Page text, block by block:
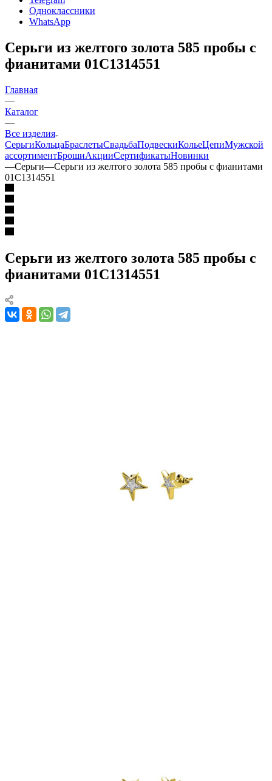
Одноклассники
WhatsApp
Серьги из желтого золота 585 пробы с
фианитами 01С1314551
Главная
—
Каталог
—
Все изделия
СерьгиКольцаБраслетыСвадьбаПодвескиКольеЦепиМужской
ассортиментБрошиАкцииСертификатыНовинки
—Серьги—Серьги из желтого золота 585 пробы с фианитами
01С1314551
Серьги из желтого золота 585 пробы с
фианитами 01С1314551